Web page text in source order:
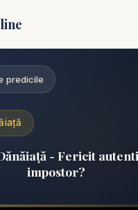
predicile
- Fericit
impostor?